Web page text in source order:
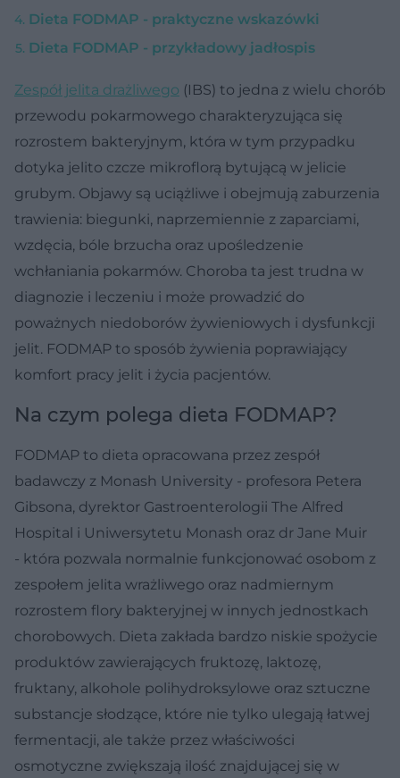
Dieta FODMAP - praktyczne wskazówki
Dieta FODMAP - przykładowy jadłospis
Zespół jelita drażliwego (IBS) to jedna z wielu chorób
przewodu pokarmowego charakteryzująca się
rozrostem bakteryjnym, która w tym przypadku
dotyka jelito czcze mikroflorą bytującą w jelicie
grubym. Objawy są uciążliwe i obejmują zaburzenia
trawienia: biegunki, naprzemiennie z zaparciami,
wzdęcia, bóle brzucha oraz upośledzenie
wchłaniania pokarmów. Choroba ta jest trudna w
diagnozie i leczeniu i może prowadzić do
poważnych niedoborów żywieniowych i dysfunkcji
jelit. FODMAP to sposób żywienia poprawiający
komfort pracy jelit i życia pacjentów.
Na czym polega dieta FODMAP?
FODMAP to dieta opracowana przez zespół
badawczy z Monash University - profesora Petera
Gibsona, dyrektor Gastroenterologii The Alfred
Hospital i Uniwersytetu Monash oraz dr Jane Muir
- która pozwala normalnie funkcjonować osobom z
zespołem jelita wrażliwego oraz nadmiernym
rozrostem flory bakteryjnej w innych jednostkach
chorobowych. Dieta zakłada bardzo niskie spożycie
produktów zawierających fruktozę, laktozę,
fruktany, alkohole polihydroksylowe oraz sztuczne
substancje słodzące, które nie tylko ulegają łatwej
fermentacji, ale także przez właściwości
osmotyczne zwiększają ilość znajdującej się w